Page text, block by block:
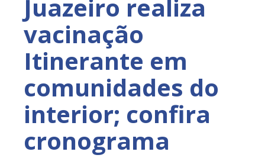
Juazeiro realiza
vacinação
Itinerante em
comunidades do
interior; confira
cronograma